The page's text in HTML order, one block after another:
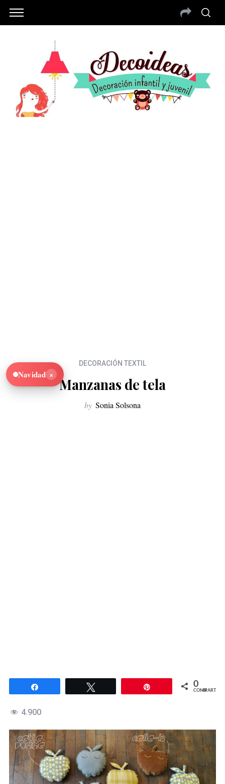
DECORACIÓN TEXTIL
Manzanas de tela
by Sonia Solsona
0
COMPARTIR
4.900
Navidad ×